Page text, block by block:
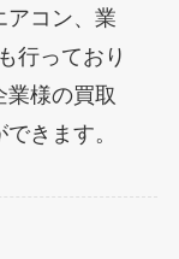
アコン、業
行っており
業様の買取
きます。